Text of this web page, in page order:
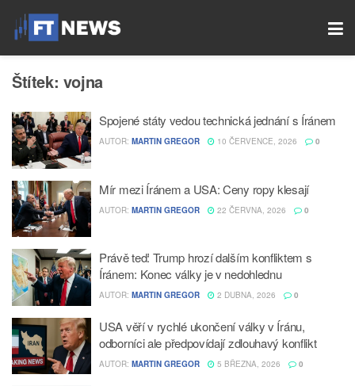
Štítek: vojna
Spojené státy vedou technická jednání s Íránem
AUTOR: MARTIN GREGOR 10 ČERVENCE, 2026 0
Mír mezi Íránem a USA: Ceny ropy klesají
AUTOR: MARTIN GREGOR 22 ČERVNA, 2026 0
Právě teď: Trump hrozí dalším konfliktem s
Íránem: Konec války je v nedohlednu
AUTOR: MARTIN GREGOR 2 DUBNA, 2026 0
USA věří v rychlé ukončení války v Íránu,
odborníci ale předpovídají zdlouhavý konflikt
AUTOR: MARTIN GREGOR 5 BŘEZNA, 2026 0